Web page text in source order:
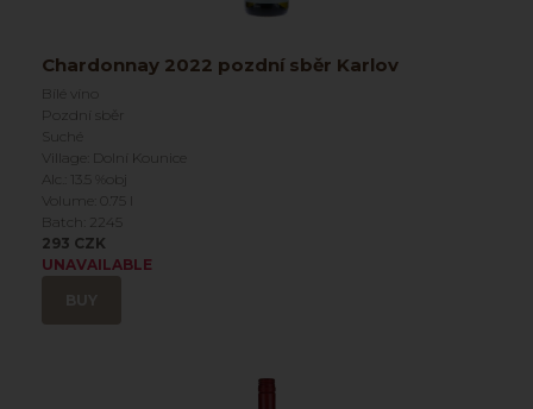
Chardonnay 2022 pozdní sběr Karlov
Bílé víno
Pozdní sběr
Suché
Village: Dolní Kounice
Alc.: 13.5 %obj
Volume: 0.75 l
Batch: 2245
293 CZK
UNAVAILABLE